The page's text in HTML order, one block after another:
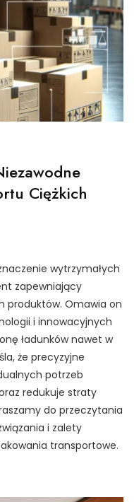
Ciężkich
wytrzymałych
zapewniający
produktów. Omawia on
i innowacyjnych
ładunków nawet w
że precyzyjne
potrzeb
redukuje straty
do przeczytania
i zalety
transportowe.